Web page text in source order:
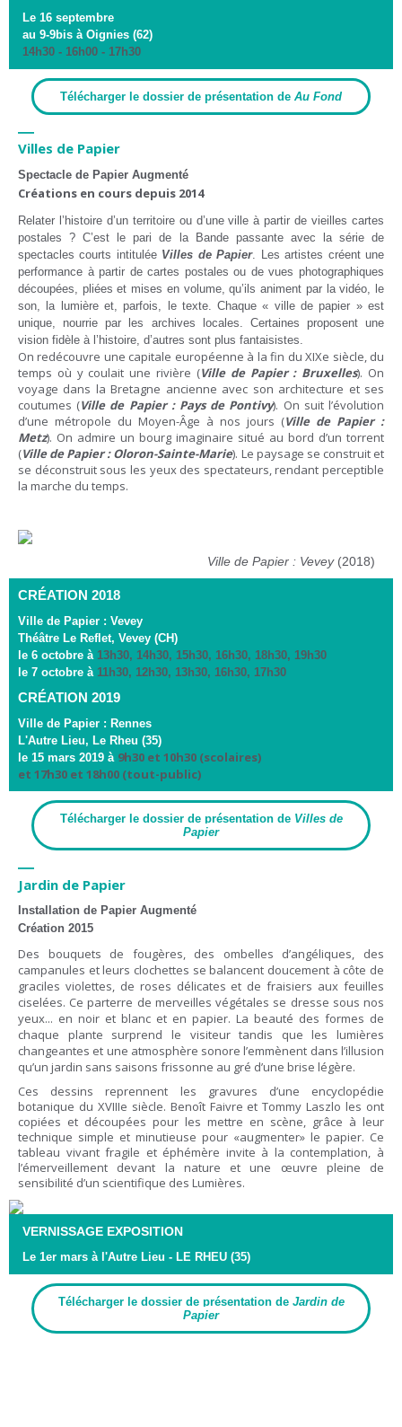
Le 16 septembre
au 9-9bis à Oignies (62)
14h30 - 16h00 - 17h30
Télécharger le dossier de présentation de Au Fond
—
Villes de Papier
Spectacle de Papier Augmenté
Créations en cours depuis 2014
Relater l’histoire d’un territoire ou d’une ville à partir de vieilles cartes
postales ? C’est le pari de la Bande passante avec la série de
spectacles courts intitulée Villes de Papier. Les artistes créent une
performance à partir de cartes postales ou de vues photographiques
découpées, pliées et mises en volume, qu’ils animent par la vidéo, le
son, la lumière et, parfois, le texte. Chaque « ville de papier » est
unique, nourrie par les archives locales. Certaines proposent une
vision fidèle à l’histoire, d’autres sont plus fantaisistes.
On redécouvre une capitale européenne à la fin du XIXe siècle, du
temps où y coulait une rivière (Ville de Papier : Bruxelles). On
voyage dans la Bretagne ancienne avec son architecture et ses
coutumes (Ville de Papier : Pays de Pontivy). On suit l’évolution
d’une métropole du Moyen-Âge à nos jours (Ville de Papier :
Metz). On admire un bourg imaginaire situé au bord d’un torrent
(Ville de Papier : Oloron-Sainte-Marie). Le paysage se construit et
se déconstruit sous les yeux des spectateurs, rendant perceptible
la marche du temps.
Ville de Papier : Vevey(2018)
CRÉATION 2018
Ville de Papier : Vevey
Théâtre Le Reflet, Vevey (CH)
le 6 octobre à 13h30, 14h30, 15h30, 16h30, 18h30, 19h30
le 7 octobre à 11h30, 12h30, 13h30, 16h30, 17h30
CRÉATION 2019
Ville de Papier : Rennes
L'Autre Lieu, Le Rheu (35)
le 15 mars 2019 à 9h30 et 10h30 (scolaires)
et 17h30 et 18h00 (tout-public)
Télécharger le dossier de présentation de Villes de
Papier
—
Jardin de Papier
Installation de Papier Augmenté
Création 2015
Des bouquets de fougères, des ombelles d’angéliques, des
campanules et leurs clochettes se balancent doucement à côte de
graciles violettes, de roses délicates et de fraisiers aux feuilles
ciselées. Ce parterre de merveilles végétales se dresse sous nos
yeux... en noir et blanc et en papier. La beauté des formes de
chaque plante surprend le visiteur tandis que les lumières
changeantes et une atmosphère sonore l’emmènent dans l’illusion
qu’un jardin sans saisons frissonne au gré d’une brise légère.
Ces dessins reprennent les gravures d’une encyclopédie
botanique du XVIIIe siècle. Benoît Faivre et Tommy Laszlo les ont
copiées et découpées pour les mettre en scène, grâce à leur
technique simple et minutieuse pour «augmenter» le papier. Ce
tableau vivant fragile et éphémère invite à la contemplation, à
l’émerveillement devant la nature et une œuvre pleine de
sensibilité d’un scientifique des Lumières.
VERNISSAGE EXPOSITION
Le 1er mars à l'Autre Lieu - LE RHEU (35)
Télécharger le dossier de présentation deJardin de
Papier